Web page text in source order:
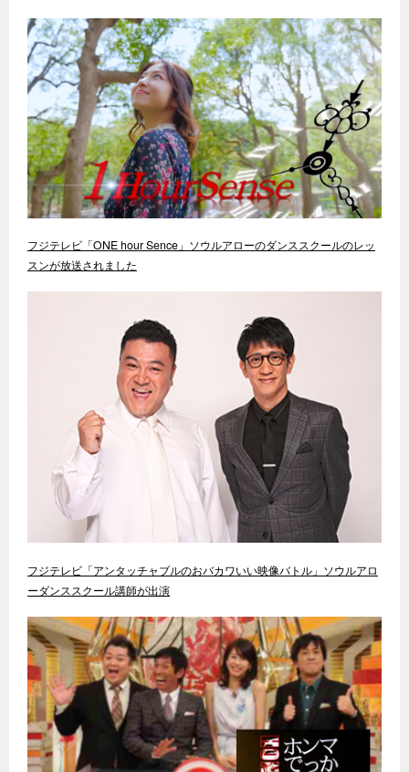
フジテレビ「ONE hour Sence」ソウルアローのダンススクールのレッ
スンが放送されました
フジテレビ「アンタッチャブルのおバカワいい映像バトル」ソウルアロ
ーダンススクール講師が出演